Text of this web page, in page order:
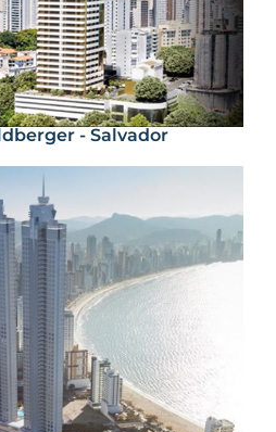
- Salvador